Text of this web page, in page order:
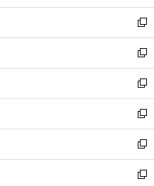
開
く
ウ
で
開
く
ン
ド
ウ
で
開
く
ウ
ィ
ン
ド
ウ
で
開
く
新
し
い
ウ
ィ
ン
ド
ウ
で
開
く
新
し
い
ウ
ィ
ン
ド
ウ
で
新
し
い
ウ
ィ
ン
ド
新
し
い
ウ
ィ
新
し
い
新